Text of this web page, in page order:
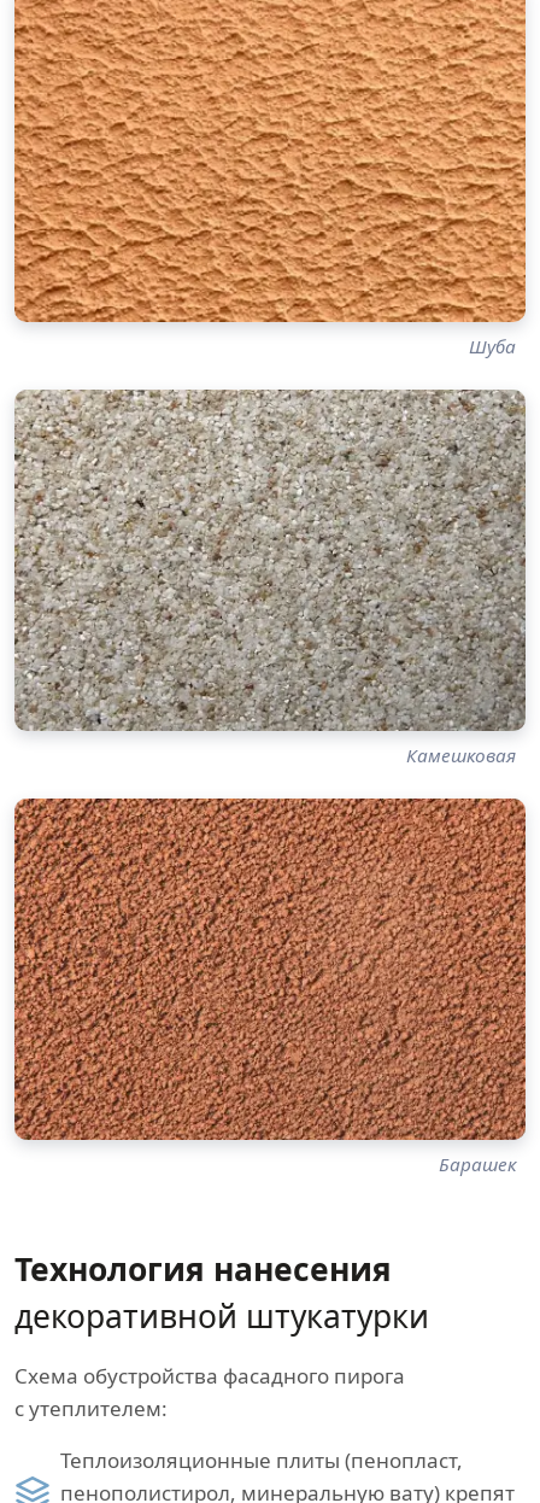
Шуба
Камешковая
Барашек
Технология нанесения
декоративной штукатурки
Схема обустройства фасадного пирога
с утеплителем:
Теплоизоляционные плиты (пенопласт,
пенополистирол, минеральную вату) крепят